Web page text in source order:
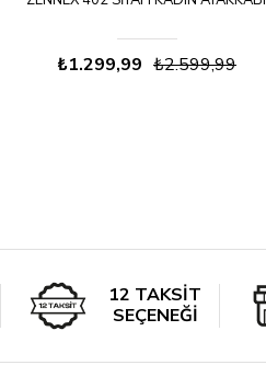
₺1.299,99 ₺2.599,99
12 TAKSİT
SEÇENEĞİ